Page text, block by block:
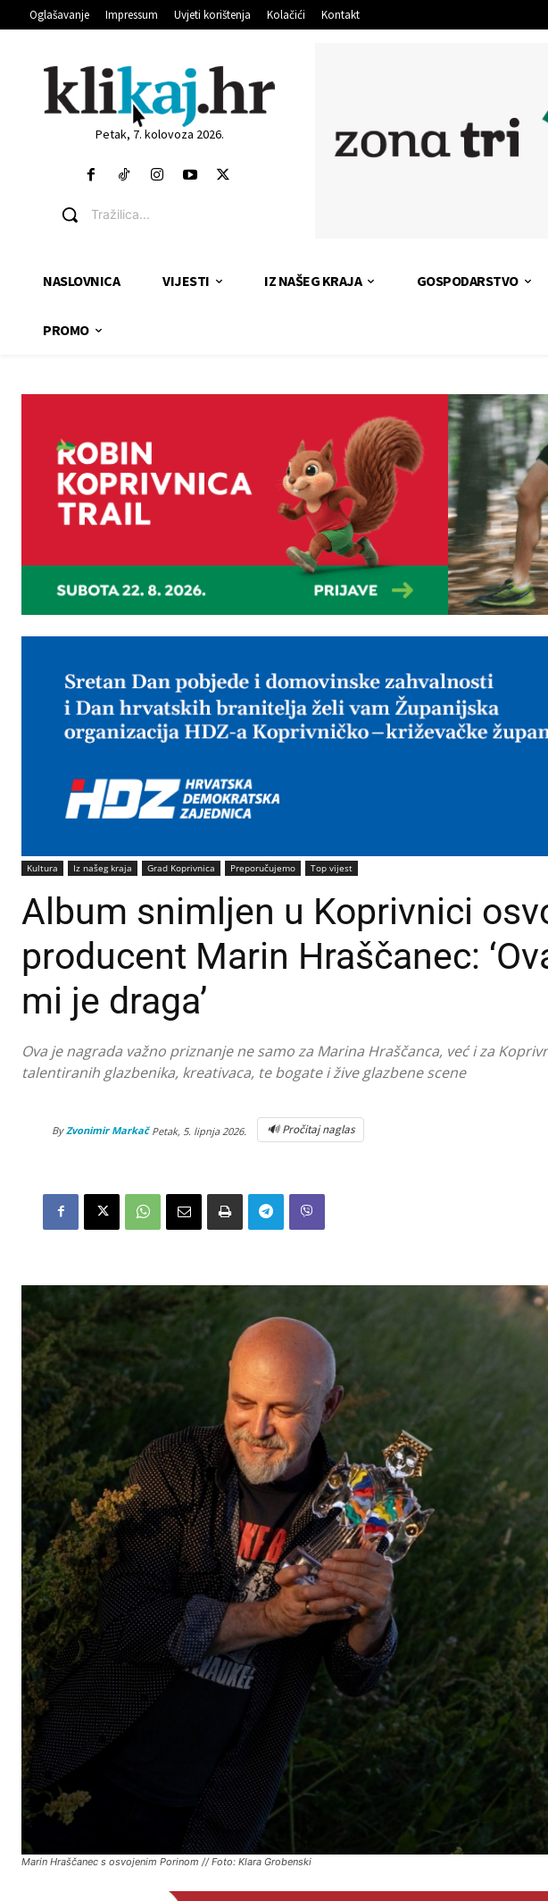
Oglašavanje Impressum Uvjeti korištenja Kolačići Kontakt
Petak, 7. kolovoza 2026.
Tražilica...
NASLOVNICA VIJESTI IZ NAŠEG KRAJA GOSPODARSTVO
PROMO
Kultura Iz našeg kraja Grad Koprivnica Preporučujemo Top vijest
Album snimljen u Koprivnici
producent Marin Hraščanec:
mi je draga’
Ova je nagrada važno priznanje ne samo za Marina Hraščanca, već i za
talentiranih glazbenika, kreativaca, te bogate i žive glazbene scene
By Zvonimir Markač Petak, 5. lipnja 2026. 🔊 Pročitaj naglas
Marin Hraščanec s osvojenim Porinom // Foto: Klara Grobenski